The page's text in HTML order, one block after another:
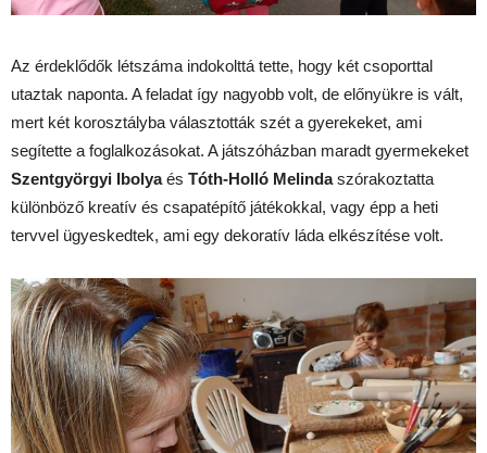
Az érdeklődők létszáma indokolttá tette, hogy két csoporttal
utaztak naponta. A feladat így nagyobb volt, de előnyükre is vált,
mert két korosztályba választották szét a gyerekeket, ami
segítette a foglalkozásokat. A játszóházban maradt gyermekeket
Szentgyörgyi Ibolyaés Tóth-Holló Melindaszórakoztatta
különböző kreatív és csapatépítő játékokkal, vagy épp a heti
tervvel ügyeskedtek, ami egy dekoratív láda elkészítése volt.